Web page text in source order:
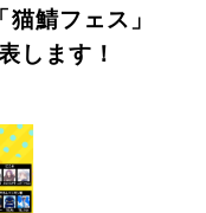
鯖フェス」
します！